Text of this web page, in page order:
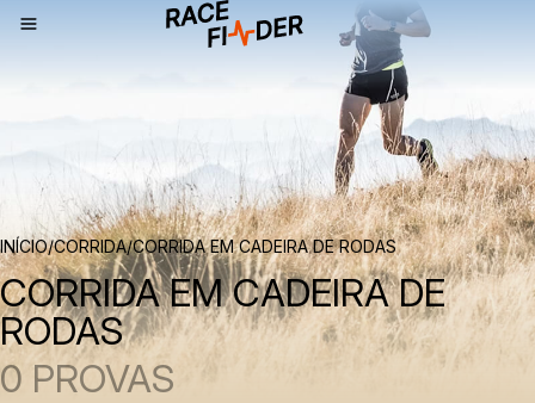
NAVEGAÇÃO
INÍCIO/CORRIDA/CORRIDA EM CADEIRA DE RODAS
CORRIDA EM CADEIRA DE
RODAS
0 PROVAS